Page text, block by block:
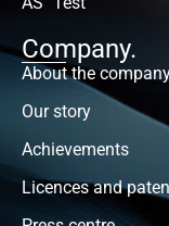
Company.
About the
Our story
Achievements
Licences and